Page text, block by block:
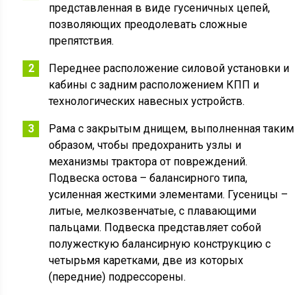
представленная в виде гусеничных цепей,
позволяющих преодолевать сложные
препятствия.
Переднее расположение силовой установки и
кабины с задним расположением КПП и
технологических навесных устройств.
Рама с закрытым днищем, выполненная таким
образом, чтобы предохранить узлы и
механизмы трактора от повреждений.
Подвеска остова – балансирного типа,
усиленная жесткими элементами. Гусеницы –
литые, мелкозвенчатые, с плавающими
пальцами. Подвеска представляет собой
полужесткую балансирную конструкцию с
четырьмя каретками, две из которых
(передние) подрессорены.